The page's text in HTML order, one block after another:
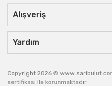
Alışveriş
Yardım
Copyright 2026 ©
sertifikası ile korunmaktadır.